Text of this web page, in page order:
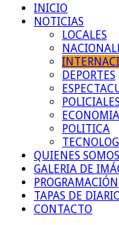
INICIO
NOTICIAS
LOCALES
DEPORTES
ECONOMIA
POLITICA
QUIENES
GALERIA DE
PROGRAMACIÓN
TAPAS DE
CONTACTO